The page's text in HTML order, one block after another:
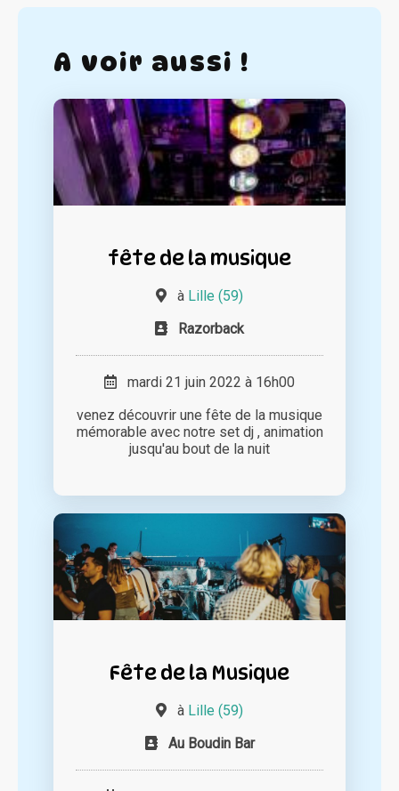
A voir aussi !
fête de la musique
à Lille (59)
Razorback
mardi 21 juin 2022 à 16h00
venez découvrir une fête de la musique
mémorable avec notre set dj , animation
jusqu'au bout de la nuit
Fête de la Musique
à Lille (59)
Au Boudin Bar